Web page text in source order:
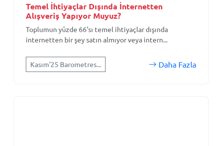
Temel İhtiyaçlar Dışında İnternetten
Alışveriş Yapıyor Muyuz?
Toplumun yüzde 66'sı temel ihtiyaçlar dışında
internetten bir şey satın almıyor veya intern...
Kasım'25 Barometres... Daha Fazla